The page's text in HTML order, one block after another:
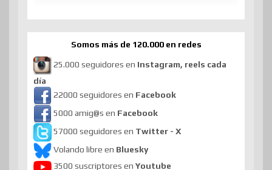
Somos más de 120.000 en redes
25.000 seguidores en Instagram, reels cada
día
22000 seguidores en Facebook
5000 amig@s en Facebook
57000 seguidores en Twitter - X
Volando libre en Bluesky
3500 suscriptores en Youtube